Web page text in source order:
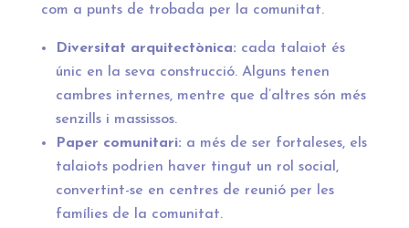
com a punts de trobada per la comunitat.
Diversitat arquitectònica: cada talaiot és
únic en la seva construcció. Alguns tenen
cambres internes, mentre que d’altres són més
senzills i massissos.
Paper comunitari: a més de ser fortaleses, els
talaiots podrien haver tingut un rol social,
convertint-se en centres de reunió per les
famílies de la comunitat.